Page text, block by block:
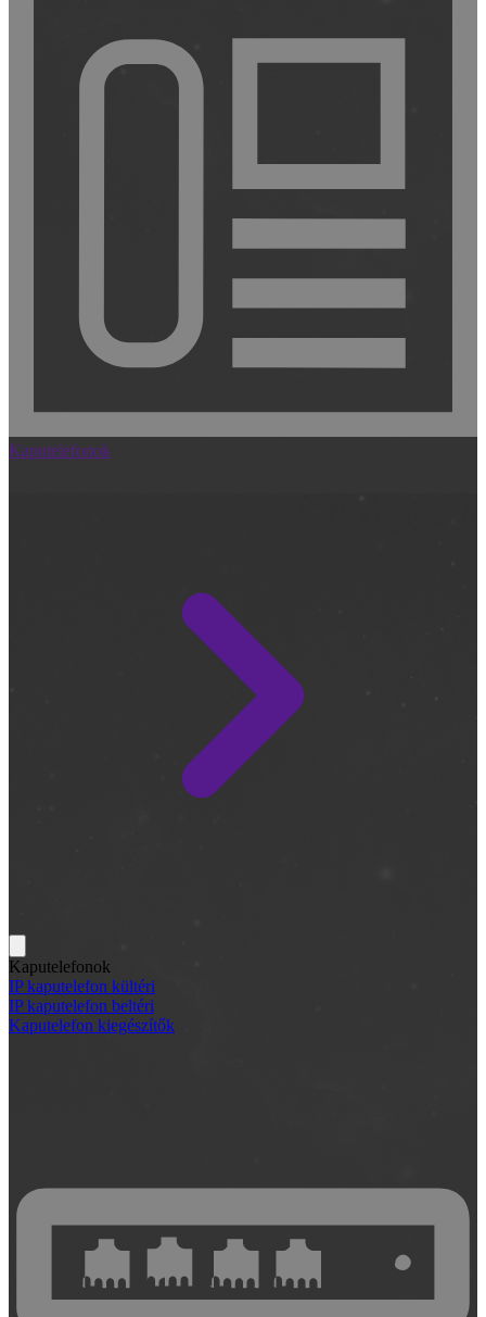
Kaputelefonok
Kaputelefonok
IP kaputelefon kültéri
IP kaputelefon beltéri
Kaputelefon kiegészítők